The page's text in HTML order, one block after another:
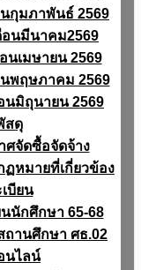
กุมภาพันธ์ 2569
อนมีนาคม2569
นเมษายน 2569
พฤษภาคม 2569
นมิถุนายน 2569
สดุ
ศจัดซื้อจัดจ้าง
ฏหมายที่เกี่ยวข้อง
บียน
นักศึกษา 65-68
ถานศึกษา ศธ.02
นไลน์